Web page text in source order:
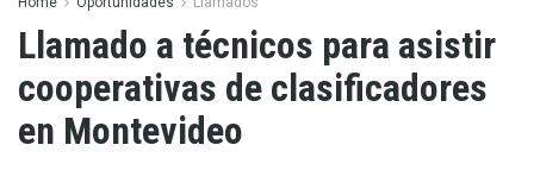
Llamado a técnicos para asistir
cooperativas de clasificadores
en Montevideo